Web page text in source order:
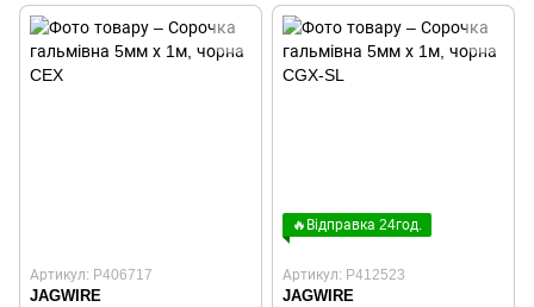
Артикул: P406717
JAGWIRE
🔥Відправка 24год.
Артикул: P412523
JAGWIRE